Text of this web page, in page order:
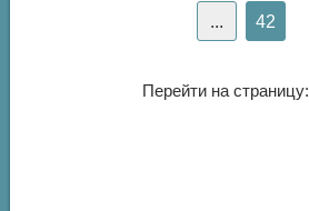
... 42
Перейти на страницу: